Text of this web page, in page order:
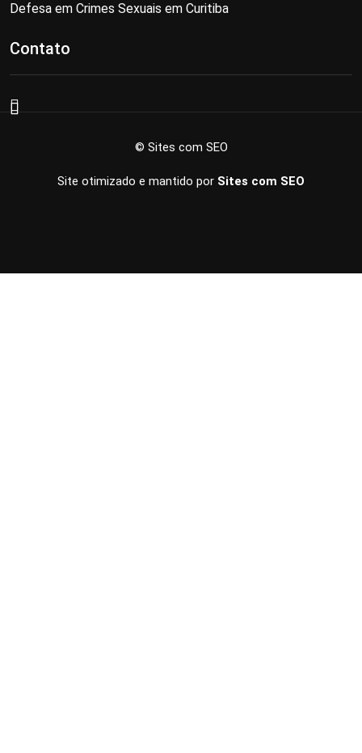
Defesa em Crimes Sexuais em Curitiba
Contato
© Sites com SEO
Site otimizado e mantido por Sites com SEO